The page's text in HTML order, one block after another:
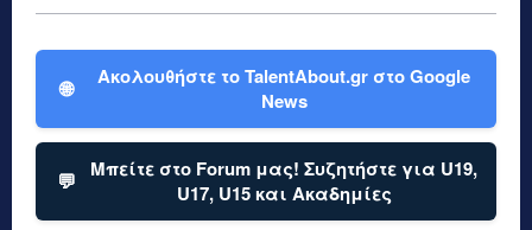
🌐
Ακολουθήστε το TalentAbout.gr στο Google
News
💬
Μπείτε στο Forum μας! Συζητήστε για U19,
U17, U15 και Ακαδημίες